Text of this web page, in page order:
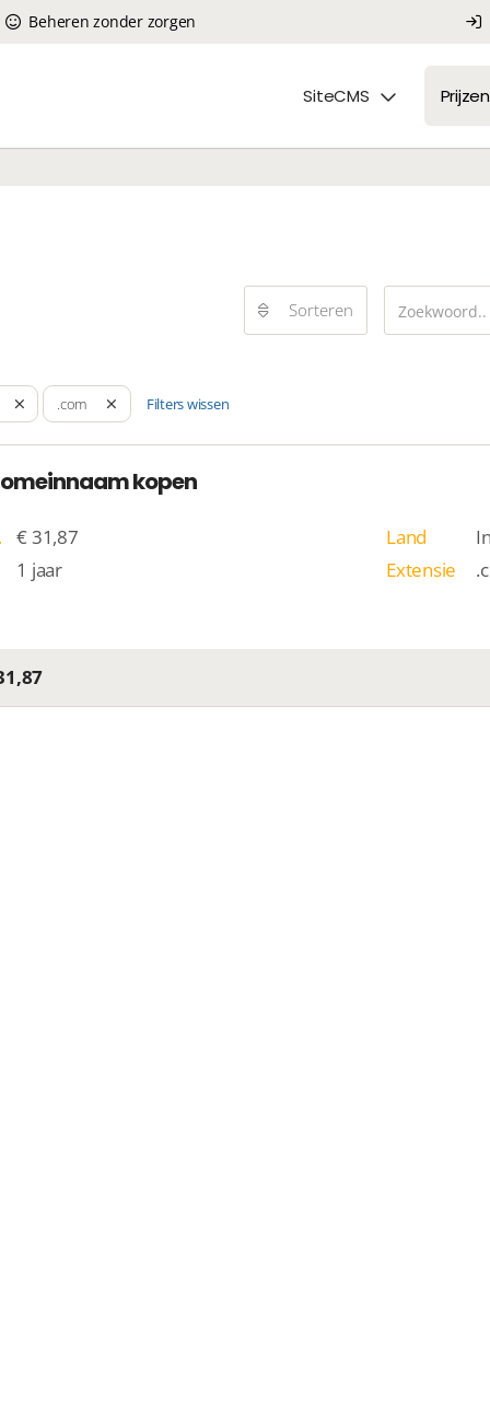
Sorteren
.com Filters wissen
kopen
j € 31,87 Land
1 jaar Extensie
Beheren zonder zorgen
SiteCMS Prijzen